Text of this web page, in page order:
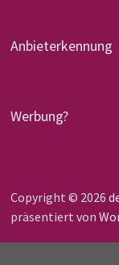
Anbieterkennung
Werbung?
Copyright © 2026
präsentiert von